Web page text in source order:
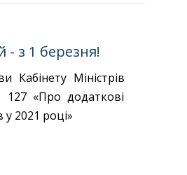
- з 1 березня!
Кабінету Міністрів
«Про додаткові
у 2021 році»